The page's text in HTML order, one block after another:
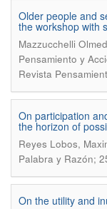
Older people and
the workshop with
Mazzucchelli
Pensamiento y
Revista
On participation
the horizon of
Reyes Lobos,
Palabra y Razón;
On the utility and